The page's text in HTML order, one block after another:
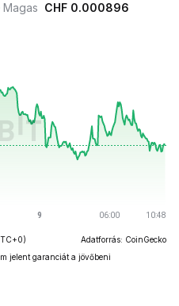
Magas CHF 0.000896
Adatforrás: CoinGecko
jelent garanciát a jövőbeni